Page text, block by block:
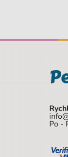
Po -